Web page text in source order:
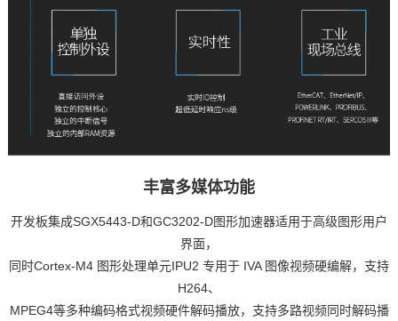
丰富多媒体功能
开发板集成SGX5443-D和GC3202-D图形加速器适用于高级图形用户
界面，
同时Cortex-M4 图形处理单元IPU2 专用于 IVA 图像视频硬编解，支持
H264、
MPEG4等多种编码格式视频硬件解码播放，支持多路视频同时解码播